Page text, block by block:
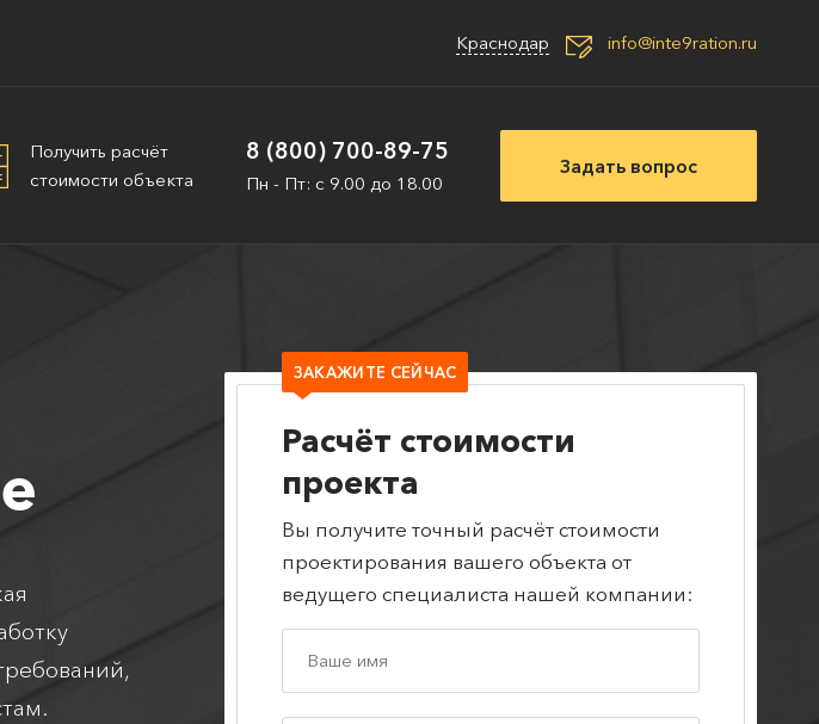
Краснодар info@inte9ration.ru
Получить расчёт
стоимости объекта
8 (800) 700-89-75
Пн - Пт: с 9.00 до 18.00
Задать вопрос
ЗАКАЖИТЕ СЕЙЧАС
Расчёт стоимости
проекта
Вы получите точный расчёт стоимости
проектирования вашего объекта от
ведущего специалиста нашей компании: